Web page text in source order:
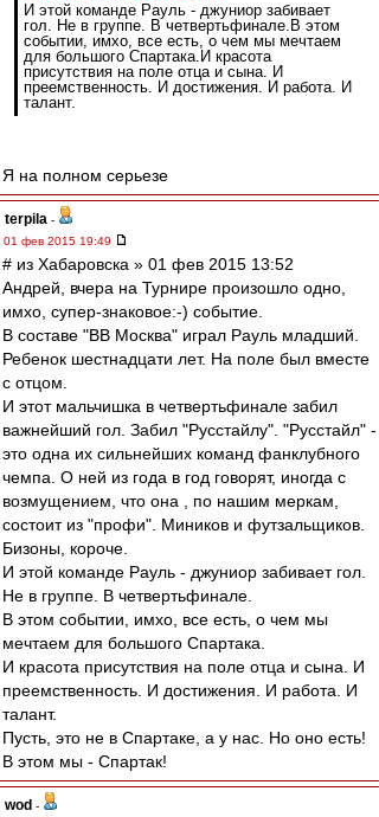
И этой команде Рауль - джуниор забивает
гол. Не в группе. В четвертьфинале.В этом
событии, имхо, все есть, о чем мы мечтаем
для большого Спартака.И красота
присутствия на поле отца и сына. И
преемственность. И достижения. И работа. И
талант.
Я на полном серьезе
terpila -
01 фев 2015 19:49
# из Хабаровска » 01 фев 2015 13:52
Андрей, вчера на Турнире произошло одно,
имхо, супер-знаковое:-) событие.
В составе "ВВ Москва" играл Рауль младший.
Ребенок шестнадцати лет. На поле был вместе
с отцом.
И этот мальчишка в четвертьфинале забил
важнейший гол. Забил "Русстайлу". "Русстайл" -
это одна их сильнейших команд фанклубного
чемпа. О ней из года в год говорят, иногда с
возмущением, что она , по нашим меркам,
состоит из "профи". Миников и футзальщиков.
Бизоны, короче.
И этой команде Рауль - джуниор забивает гол.
Не в группе. В четвертьфинале.
В этом событии, имхо, все есть, о чем мы
мечтаем для большого Спартака.
И красота присутствия на поле отца и сына. И
преемственность. И достижения. И работа. И
талант.
Пусть, это не в Спартаке, а у нас. Но оно есть!
В этом мы - Спартак!
wod -